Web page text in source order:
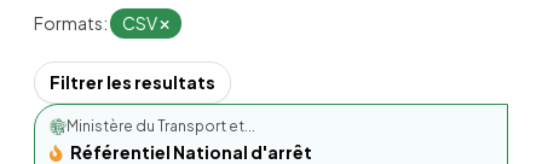
Formats:
CSV
Filtrer les resultats
Ministère du Transport et...
Référentiel National d'arrêt